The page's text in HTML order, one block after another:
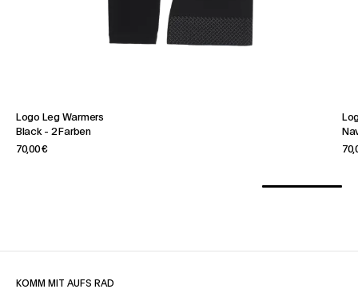
Logo Leg Warmers
Black- 2 Farben
70,00 €
KOMM MIT AUFS RAD